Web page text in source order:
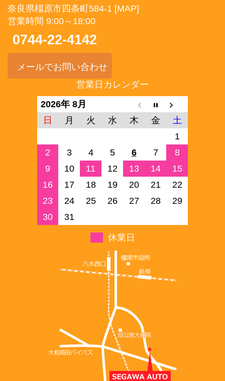
奈良県橿原市四条町584-1 [MAP]
営業時間 9:00～18:00
0744-22-4142
メールでお問い合わせ
営業日カレンダー
2026年 8月
日
月 火 水 木 金
土
1
2
3 4 5 6 7
8
9
10 11 12 13 14
15
16
17 18 19 20 21
22
23
24 25 26 27 28
29
30
31
休業日